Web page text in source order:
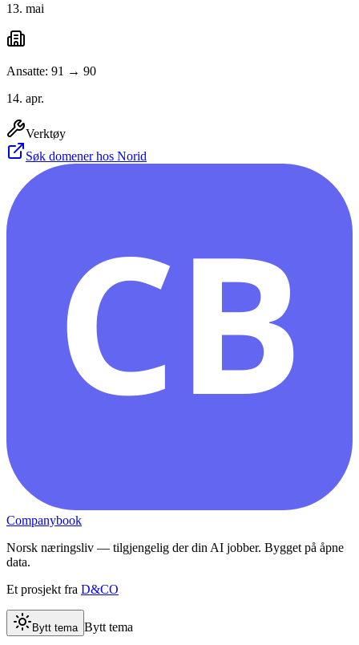
13. mai
Ansatte: 91 → 90
14. apr.
Verktøy
Søk domener hos Norid
CB
Companybook
Norsk næringsliv — tilgjengelig der din AI jobber. Bygget på åpne
data.
Et prosjekt fra D&CO
Bytt tema Bytt tema